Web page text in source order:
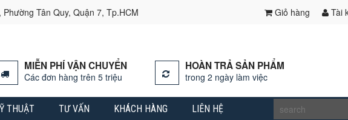
Tân Quy, Quận 7, Tp.HCM Giỏ hàng Tài
MIỄN PHÍ VẬN CHUYỂN
Các đơn hàng trên 5 triệu
HOÀN TRẢ SẢN PHẨM
trong 2 ngày làm việc
THUẬT TƯ VẤN KHÁCH HÀNG LIÊN HỆ